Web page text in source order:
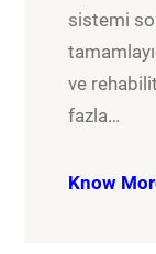
sistemi
ve
fazla…
Know